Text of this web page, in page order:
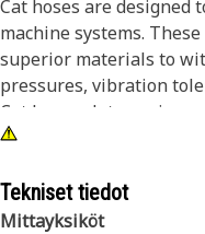
Cat hoses are designed
machine systems.
superior materials to
pressures, vibration
Cat heavy-duty
couplings are subjected
combination is tested as
that yields maximum
Tekniset tiedot
Mittayksiköt